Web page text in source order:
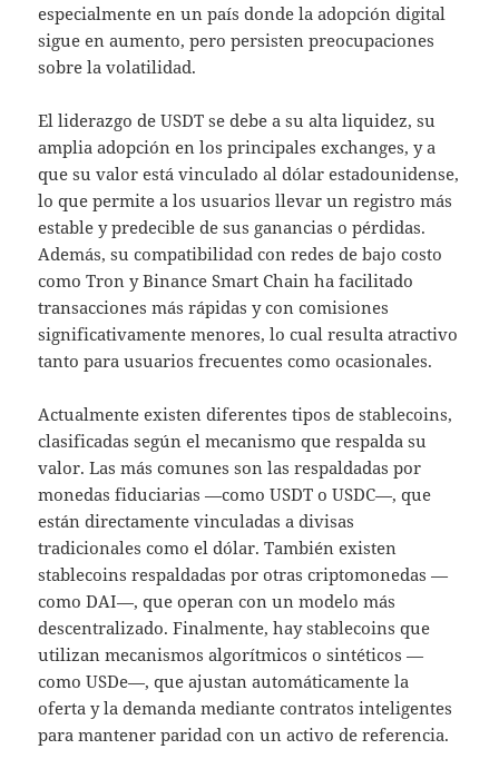
especialmente en un país donde la adopción digital
sigue en aumento, pero persisten preocupaciones
sobre la volatilidad.
El liderazgo de USDT se debe a su alta liquidez, su
amplia adopción en los principales exchanges, y a
que su valor está vinculado al dólar estadounidense,
lo que permite a los usuarios llevar un registro más
estable y predecible de sus ganancias o pérdidas.
Además, su compatibilidad con redes de bajo costo
como Tron y Binance Smart Chain ha facilitado
transacciones más rápidas y con comisiones
significativamente menores, lo cual resulta atractivo
tanto para usuarios frecuentes como ocasionales.
Actualmente existen diferentes tipos de stablecoins,
clasificadas según el mecanismo que respalda su
valor. Las más comunes son las respaldadas por
monedas fiduciarias —como USDT o USDC—, que
están directamente vinculadas a divisas
tradicionales como el dólar. También existen
stablecoins respaldadas por otras criptomonedas —
como DAI—, que operan con un modelo más
descentralizado. Finalmente, hay stablecoins que
utilizan mecanismos algorítmicos o sintéticos —
como USDe—, que ajustan automáticamente la
oferta y la demanda mediante contratos inteligentes
para mantener paridad con un activo de referencia.